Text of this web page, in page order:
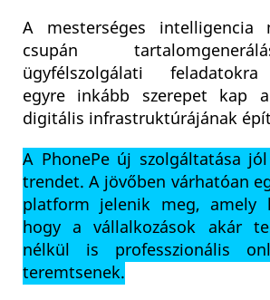
A mesterséges
csupán
ügyfélszolgálati
egyre inkább szerepet kap
digitális infrastruktúrájának
A PhonePe új szolgáltatása
trendet. A jövőben várhatóan
platform jelenik meg, amely
hogy a vállalkozások akár
nélkül is professzionális
teremtsenek.